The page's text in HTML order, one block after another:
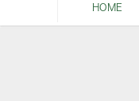
HOME